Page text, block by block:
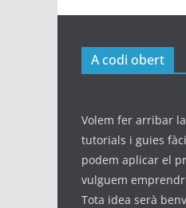
A codi obert
Volem fer arribar
tutorials i guies
podem aplicar el
vulguem
Tota idea serà